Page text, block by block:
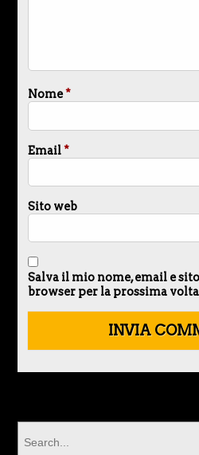
Nome*
Email*
Sito web
Salva il mio nome, email e
browser per la prossima